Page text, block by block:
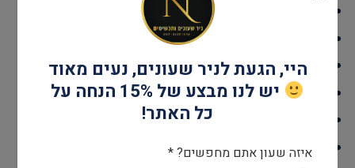
אחריות: שנתיים יבואן רשמי
מנגנון: קוורץ שוויצרי
זכוכית: ספיר קריסטל
לוח : לבן
היי, הגעת לניר שעונים, נעים מאוד
יש לנו מבצע של 15% הנחה על
כל האתר!
איזה שעון אתם מחפשים? *